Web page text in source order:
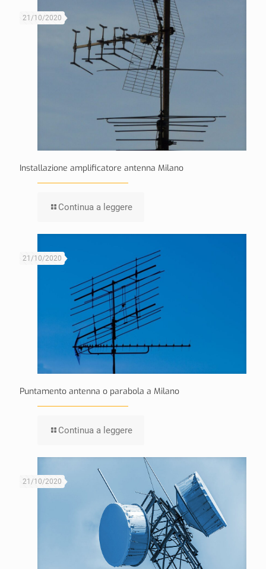
21/10/2020
Installazione amplificatore antenna Milano
Continua a leggere
21/10/2020
Puntamento antenna o parabola a Milano
Continua a leggere
21/10/2020